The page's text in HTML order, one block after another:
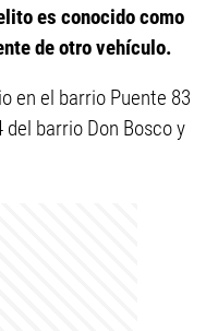
es conocido como
de otro vehículo.
en el barrio Puente 83
barrio Don Bosco y